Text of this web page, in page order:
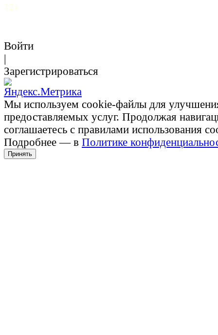
12+
Войти
|
Зарегистрироваться
Мы используем cookie-файлы для
предоставляемых услуг. Продолжая
соглашаетесь с правилами использования
Подробнее — в Политике
Принять